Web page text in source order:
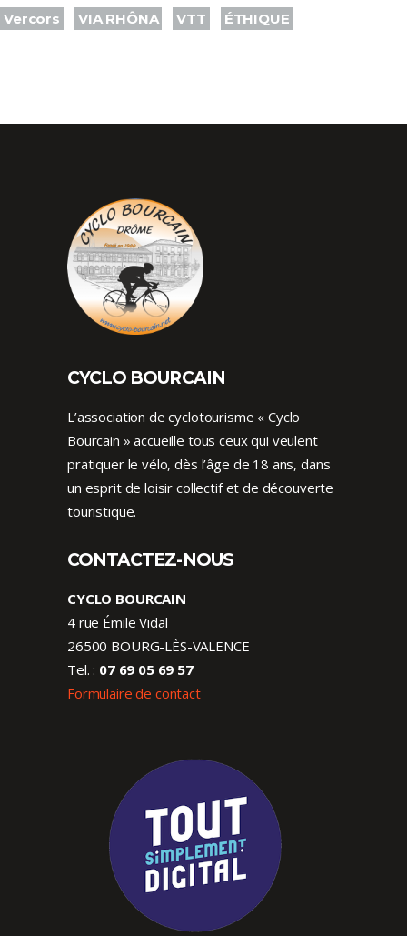
Vercors
VIA RHÔNA VTT ÉTHIQUE
CYCLO BOURCAIN
L’association de cyclotourisme « Cyclo
Bourcain » accueille tous ceux qui veulent
pratiquer le vélo, dès l’âge de 18 ans, dans
un esprit de loisir collectif et de découverte
touristique.
CONTACTEZ-NOUS
CYCLO BOURCAIN
4 rue Émile Vidal
26500 BOURG-LÈS-VALENCE
Tel. : 07 69 05 69 57
Formulaire de contact